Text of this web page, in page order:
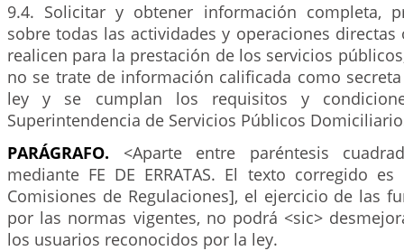
9.4. Solicitar y obtener información completa,
sobre todas las actividades y operaciones
realicen para la prestación de los servicios
no se trate de información calificada como
ley y se cumplan los requisitos y
Superintendencia de Servicios Públicos
PARÁGRAFO. <Aparte entre paréntesis
mediante FE DE ERRATAS. El texto corregido
Comisiones de Regulaciones], el ejercicio de las
por las normas vigentes, no podrá <sic>
los usuarios reconocidos por la ley.